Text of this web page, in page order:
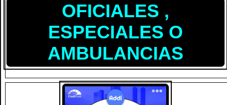
OFICIALES ,
ESPECIALES O
AMBULANCIAS